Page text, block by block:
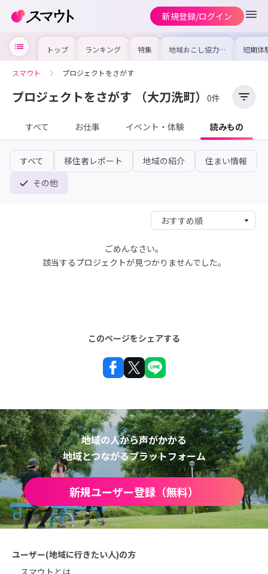
新規登録/ログイン
トップ ランキング 特集 地域おこし協力隊
の求人やイベント
を集めました！仕
けよう
短期体
り〜数
域を知
スマウト プロジェクトをさがす
プロジェクトをさがす （大刀洗町） 0件
すべて お仕事 イベント・体験 読みもの
すべて 移住者レポート 地域の紹介
住まい情報
その他
ごめんなさい。
該当するプロジェクトが見つかりませんでした。
このページをシェアする
地域の人から声がかかる
地域とつながるプラットフォーム
新規ユーザー登録（無料）
ユーザー(地域に行きたい人)の方